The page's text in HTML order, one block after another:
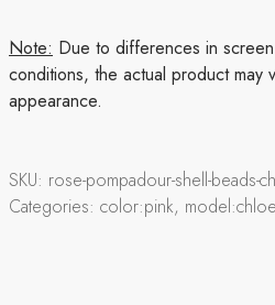
Note: Due to differences in
conditions, the actual product may
appearance.
SKU: rose-pompadour-shell-beads-
Categories: color:pink, model:chloe